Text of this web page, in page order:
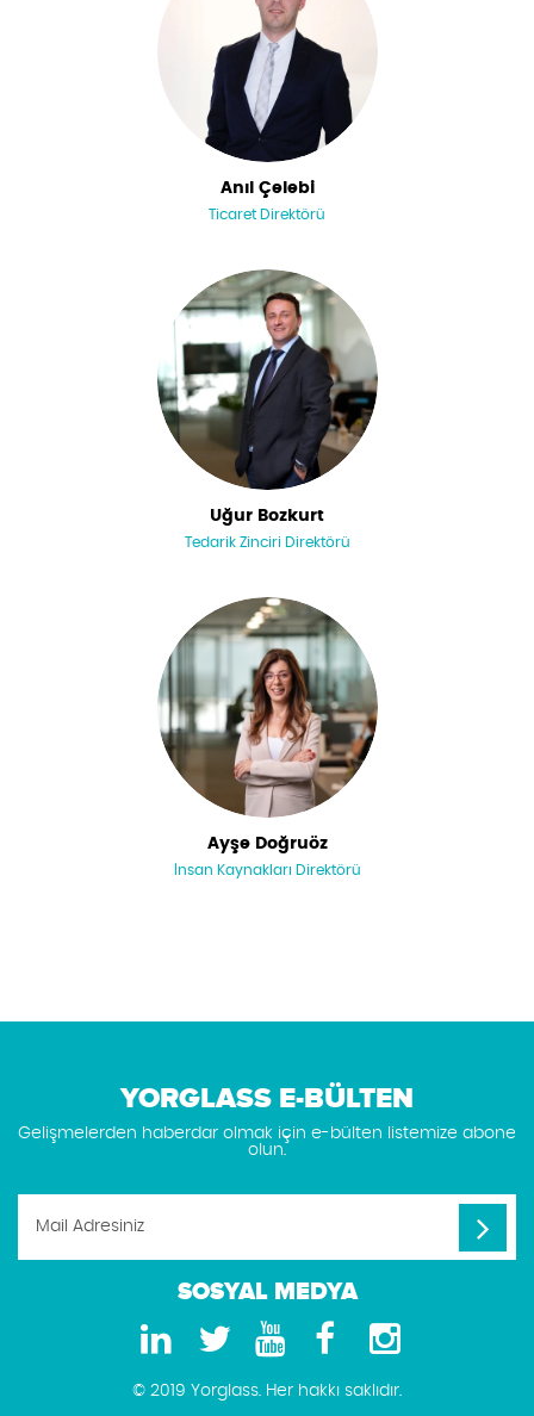
Anıl Çelebi
Ticaret Direktörü
Uğur Bozkurt
Tedarik Zinciri Direktörü
Ayşe Doğruöz
İnsan Kaynakları Direktörü
YORGLASS E-BÜLTEN
Gelişmelerden haberdar olmak için e-bülten listemize abone
olun.
SOSYAL MEDYA
© 2019 Yorglass. Her hakkı saklıdır.